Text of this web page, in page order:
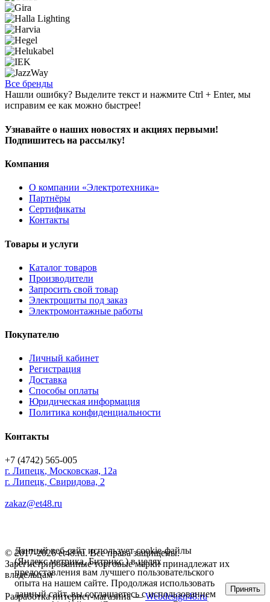
Все бренды
Нашли ошибку? Выделите текст и нажмите Ctrl + Enter, мы
исправим ее как можно быстрее!
Узнавайте о наших новостях и акциях первыми!
Подпишитесь на рассылку!
Компания
О компании «Электротехника»
Партнёры
Сертификаты
Контакты
Товары и услуги
Каталог товаров
Производители
Запросить свой товар
Электрощиты под заказ
Электромонтажные работы
Покупателю
Личный кабинет
Регистрация
Доставка
Способы оплаты
Юридическая информация
Политика конфиденциальности
Контакты
+7 (4742) 565-005
г. Липецк, Московская, 12а
г. Липецк, Свиридова, 2
zakaz@et48.ru
© 2017-2026 et48.ru. Все права защищены.
Зарегистрированные торговые марки принадлежат их
владельцам
Разработка интернет-магазина —Webdesign48.ru
Данный веб-сайт использует cookie-файлы
(Яндекс метрика, Битрикс ) в целях
предоставления вам лучшего пользовательского
опыта на нашем сайте. Продолжая использовать
данный сайт, вы соглашаетесь с использованием
Принять